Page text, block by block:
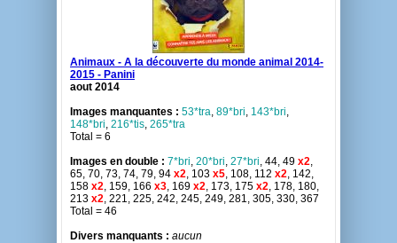
Animaux - A la découverte du monde animal 2014-
2015 - Panini
aout 2014
Images manquantes : 53*tra, 89*bri, 143*bri,
148*bri, 216*tis, 265*tra
Total = 6
Images en double : 7*bri, 20*bri, 27*bri, 44, 49 x2,
65, 70, 73, 74, 79, 94 x2, 103 x5, 108, 112 x2, 142,
158 x2, 159, 166 x3, 169 x2, 173, 175 x2, 178, 180,
213 x2, 221, 225, 242, 245, 249, 281, 305, 330, 367
Total = 46
Divers manquants : aucun